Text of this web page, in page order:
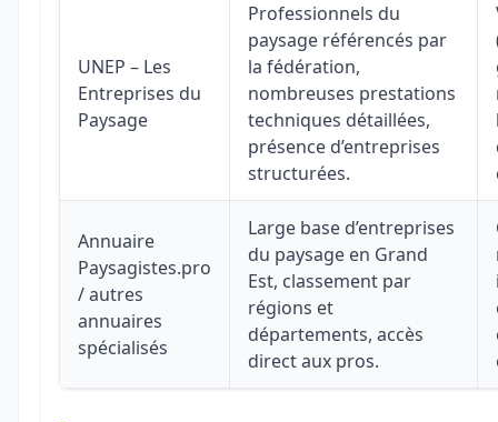
UNEP – Les
Entreprises du
Paysage
Professionnels du
paysage référencés par
la fédération,
nombreuses prestations
techniques détaillées,
présence d’entreprises
structurées.
Annuaire
Paysagistes.pro
/ autres
annuaires
spécialisés
Large base d’entreprises
du paysage en Grand
Est, classement par
régions et
départements, accès
direct aux pros.